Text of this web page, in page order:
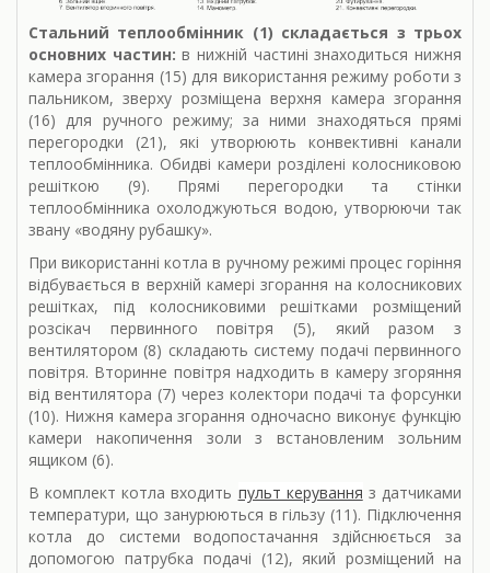
Стальний теплообмінник (1) складається з трьох
основних частин: в нижній частині знаходиться нижня
камера згорання (15) для використання режиму роботи з
пальником, зверху розміщена верхня камера згорання
(16) для ручного режиму; за ними знаходяться прямі
перегородки (21), які утворюють конвективні канали
теплообмінника. Обидві камери розділені колосниковою
решіткою (9). Прямі перегородки та стінки
теплообмінника охолоджуються водою, утворюючи так
звану «водяну рубашку».
При використанні котла в ручному режимі процес горіння
відбувається в верхній камері згорання на колосникових
решітках, під колосниковими решітками розміщений
розсікач первинного повітря (5), який разом з
вентилятором (8) складають систему подачі первинного
повітря. Вторинне повітря надходить в камеру згоряння
від вентилятора (7) через колектори подачі та форсунки
(10). Нижня камера згорання одночасно виконує функцію
камери накопичення золи з встановленим зольним
ящиком (6).
В комплект котла входить пульт керування з датчиками
температури, що занурюються в гільзу (11). Підключення
котла до системи водопостачання здійснюється за
допомогою патрубка подачі (12), який розміщений на